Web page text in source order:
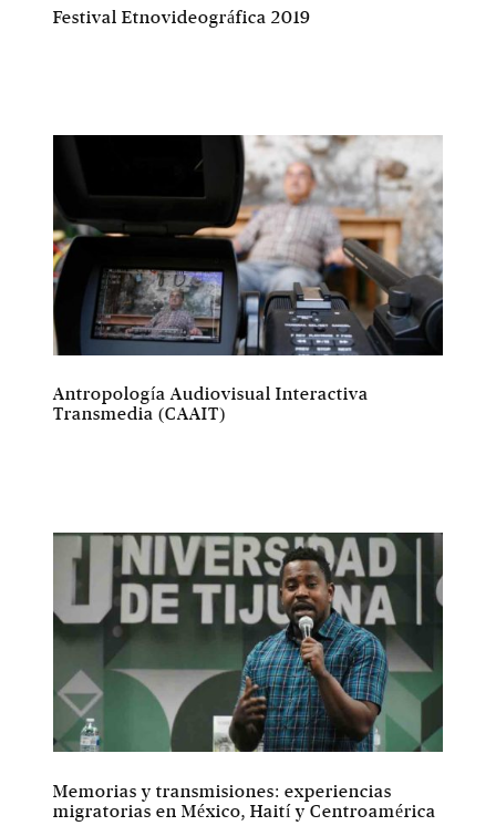
Festival Etnovideográfica 2019
Antropología Audiovisual Interactiva
Transmedia (CAAIT)
Memorias y transmisiones: experiencias
migratorias en México, Haití y Centroamérica